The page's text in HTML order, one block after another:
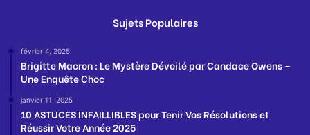
Sujets Populaires
février 4, 2025
Brigitte Macron : Le Mystère Dévoilé par Candace Owens –
Une Enquête Choc
janvier 11, 2025
10 ASTUCES INFAILLIBLES pour Tenir Vos Résolutions et
Réussir Votre Année 2025